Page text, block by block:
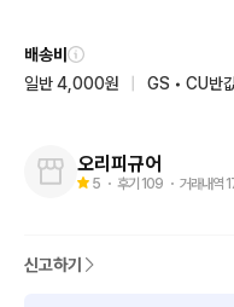
배송중에 생긴 박스 찌그러
합니다.
배송비
일반 4,000원
GS • CU반
오리피규어
5 ・ 후기 109 ・ 거래내역
신고하기